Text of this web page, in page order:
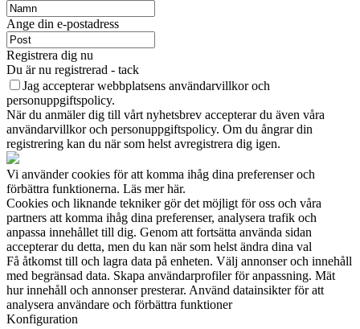
Ange din e-postadress
Registrera dig nu
Du är nu registrerad - tack
Jag accepterar webbplatsens användarvillkor och
personuppgiftspolicy.
När du anmäler dig till vårt nyhetsbrev accepterar du även våra
användarvillkor och personuppgiftspolicy. Om du ångrar din
registrering kan du när som helst avregistrera dig igen.
Vi använder cookies för att komma ihåg dina preferenser och
förbättra funktionerna. Läs mer här.
Cookies och liknande tekniker gör det möjligt för oss och våra
partners att komma ihåg dina preferenser, analysera trafik och
anpassa innehållet till dig. Genom att fortsätta använda sidan
accepterar du detta, men du kan när som helst ändra dina val
Få åtkomst till och lagra data på enheten. Välj annonser och innehåll
med begränsad data. Skapa användarprofiler för anpassning. Mät
hur innehåll och annonser presterar. Använd datainsikter för att
analysera användare och förbättra funktioner
Konfiguration